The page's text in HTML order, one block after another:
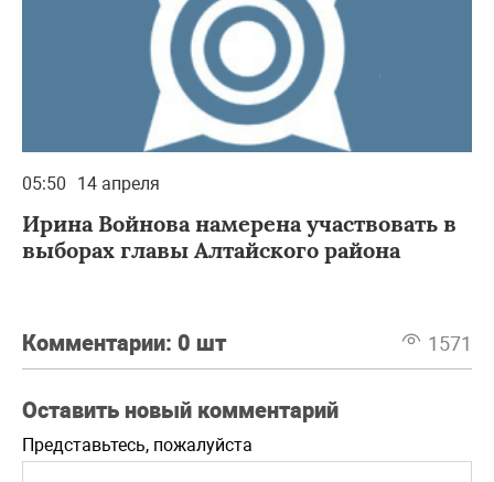
05:50 14 апреля
Ирина Войнова намерена участвовать в
выборах главы Алтайского района
Комментарии: 0 шт 1571
Оставить новый комментарий
Представьтесь, пожалуйста